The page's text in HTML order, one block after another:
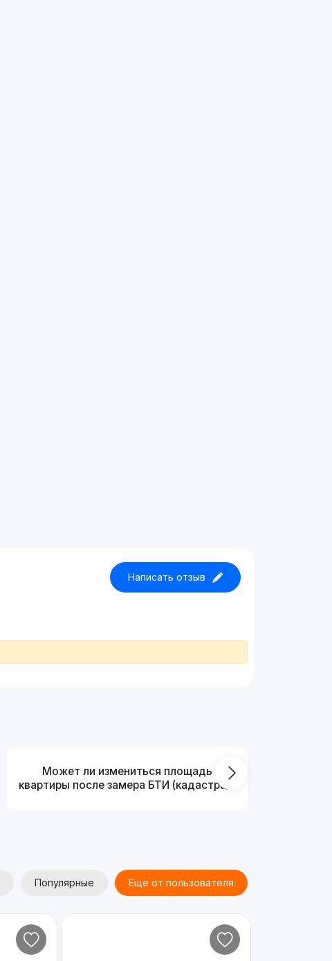
Написать отзыв
Может ли измениться площадь
квартиры после замера БТИ (кадастра)?
Популярные Еще от пользователя